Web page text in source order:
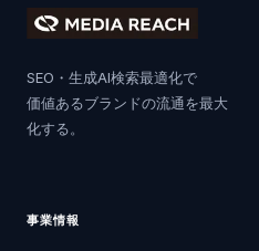
SEO・生成AI検索最適化で
価値あるブランドの流通を最大
化する。
事業情報